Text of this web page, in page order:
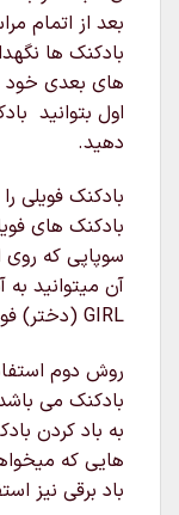
بعد از اتمام
بادکنک ها
های بعدی خود
اول بتوانید
دهید.
بادکنک فویلی
بادکنک های
سوپاپی که
آن میتوانید
GIRL (دختر) فویلی قابل ارسال به سراسر کشور است
روش دوم
بادکنک می
به باد کردن
هایی که
باد برقی نیز